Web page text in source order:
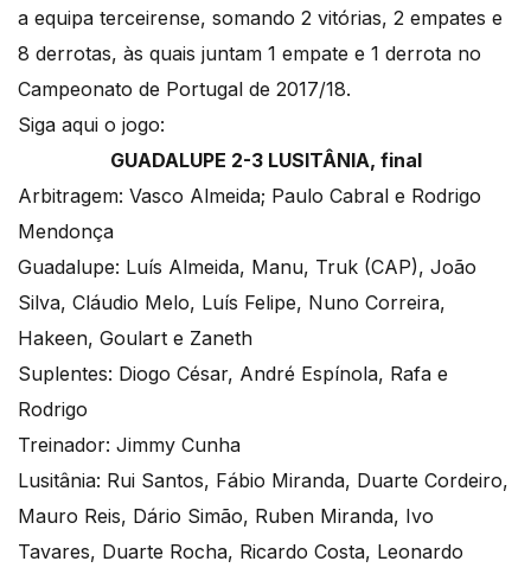
a equipa terceirense, somando 2 vitórias, 2 empates e
8 derrotas, às quais juntam 1 empate e 1 derrota no
Campeonato de Portugal de 2017/18.
Siga aqui o jogo:
GUADALUPE 2-3 LUSITÂNIA, final
Arbitragem: Vasco Almeida; Paulo Cabral e Rodrigo
Mendonça
Guadalupe: Luís Almeida, Manu, Truk (CAP), João
Silva, Cláudio Melo, Luís Felipe, Nuno Correira,
Hakeen, Goulart e Zaneth
Suplentes: Diogo César, André Espínola, Rafa e
Rodrigo
Treinador: Jimmy Cunha
Lusitânia: Rui Santos, Fábio Miranda, Duarte Cordeiro,
Mauro Reis, Dário Simão, Ruben Miranda, Ivo
Tavares, Duarte Rocha, Ricardo Costa, Leonardo